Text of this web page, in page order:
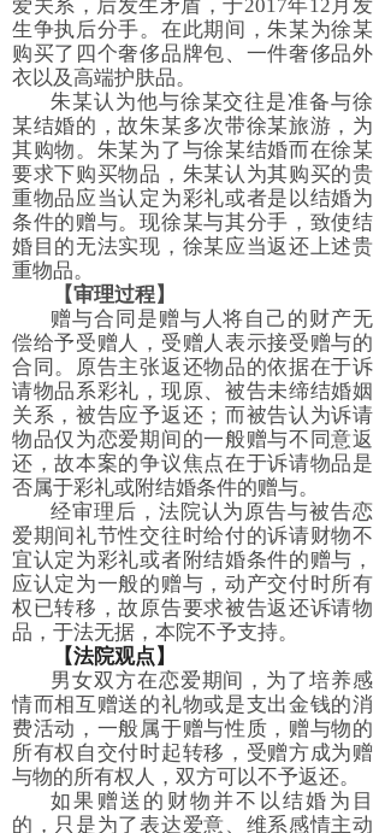
爱关系，后发生矛盾，于2017年12月发
生争执后分手。在此期间，朱某为徐某
购买了四个奢侈品牌包、一件奢侈品外
衣以及高端护肤品。
朱某认为他与徐某交往是准备与徐
某结婚的，故朱某多次带徐某旅游，为
其购物。朱某为了与徐某结婚而在徐某
要求下购买物品，朱某认为其购买的贵
重物品应当认定为彩礼或者是以结婚为
条件的赠与。现徐某与其分手，致使结
婚目的无法实现，徐某应当返还上述贵
重物品。
【审理过程】
赠与合同是赠与人将自己的财产无
偿给予受赠人，受赠人表示接受赠与的
合同。原告主张返还物品的依据在于诉
请物品系彩礼，现原、被告未缔结婚姻
关系，被告应予返还；而被告认为诉请
物品仅为恋爱期间的一般赠与不同意返
还，故本案的争议焦点在于诉请物品是
否属于彩礼或附结婚条件的赠与。
经审理后，法院认为原告与被告恋
爱期间礼节性交往时给付的诉请财物不
宜认定为彩礼或者附结婚条件的赠与，
应认定为一般的赠与，动产交付时所有
权已转移，故原告要求被告返还诉请物
品，于法无据，本院不予支持。
【法院观点】
男女双方在恋爱期间，为了培养感
情而相互赠送的礼物或是支出金钱的消
费活动，一般属于赠与性质，赠与物的
所有权自交付时起转移，受赠方成为赠
与物的所有权人，双方可以不予返还。
如果赠送的财物并不以结婚为目
的，只是为了表达爱意、维系感情主动